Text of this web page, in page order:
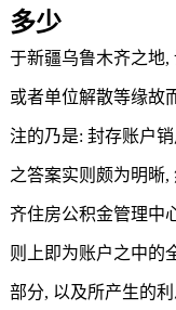
多少
于新疆乌鲁木齐之地
或者单位解散等缘故
注的乃是: 封存账户
之答案实则颇为明晰
齐住房公积金管理中
则上即为账户之中的
部分, 以及所产生的